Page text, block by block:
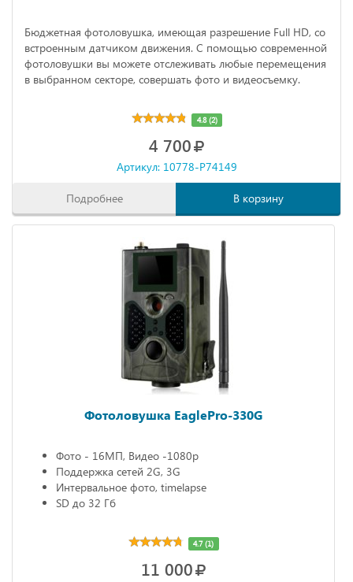
Бюджетная фотоловушка, имеющая разрешение Full HD, со
встроенным датчиком движения. С помощью современной
фотоловушки вы можете отслеживать любые перемещения
в выбранном секторе, совершать фото и видеосъемку.
4.8 (2)
4 700
Артикул: 10778-P74149
Подробнее В корзину
Фотоловушка EaglePro-330G
Фото - 16МП, Видео -1080р
Поддержка сетей 2G, 3G
Интервальное фото, timelapse
SD до 32 Гб
4.7 (1)
11 000